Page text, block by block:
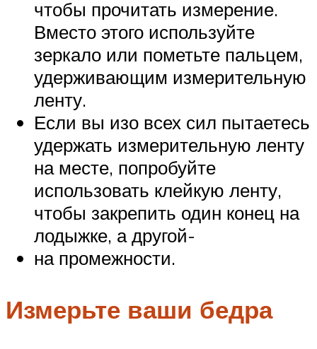
чтобы прочитать измерение.
Вместо этого используйте
зеркало или пометьте пальцем,
удерживающим измерительную
ленту.
Если вы изо всех сил пытаетесь
удержать измерительную ленту
на месте, попробуйте
использовать клейкую ленту,
чтобы закрепить один конец на
лодыжке, а другой-
на промежности.
Измерьте ваши бедра